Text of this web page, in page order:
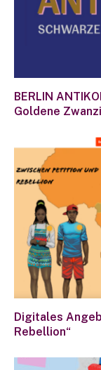
BERLIN
Goldene
Digitales
Rebellion“